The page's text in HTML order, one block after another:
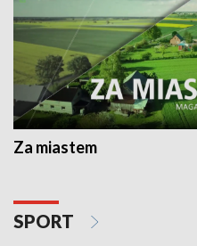
Za miastem
SPORT